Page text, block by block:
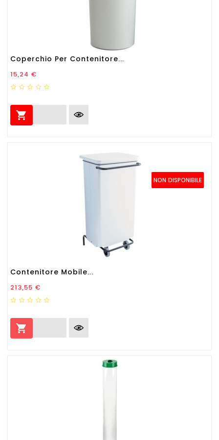
Coperchio Per Contenitore...
Prezzo
15,24 €

NON DISPONIBILE
Contenitore Mobile...
Prezzo
213,55 €
